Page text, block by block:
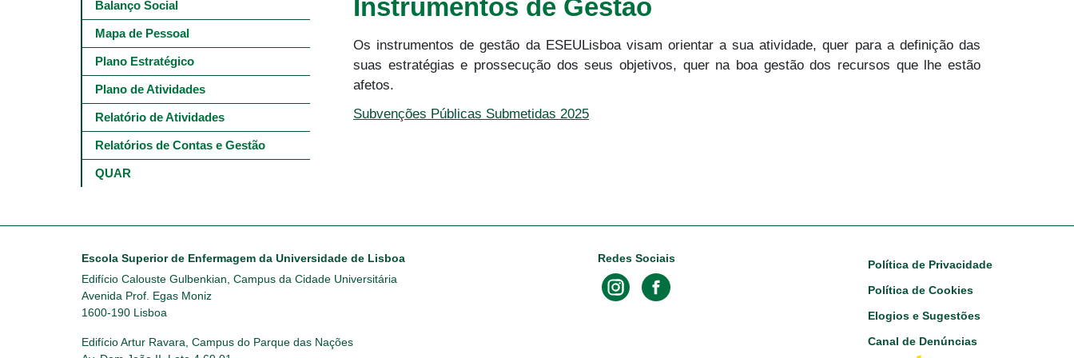
Instrumentos de Gestão
Os instrumentos de gestão da ESEULisboa visam orientar a sua atividade, quer para a definição das
suas estratégias e prossecução dos seus objetivos, quer na boa gestão dos recursos que lhe estão
afetos.
Subvenções Públicas Submetidas 2025
navigation
4º
5º
níveis
Balanço Social
Mapa de Pessoal
Plano Estratégico
Plano de Atividades
Relatório de Atividades
Relatórios de Contas e Gestão
QUAR
Escola Superior de Enfermagem da Universidade de Lisboa
Edifício Calouste Gulbenkian, Campus da Cidade Universitária
Avenida Prof. Egas Moniz
1600-190 Lisboa
Edifício Artur Ravara, Campus do Parque das Nações
Redes Sociais Footer
Política de Privacidade
Política de Cookies
Elogios e Sugestões
Canal de Denúncias